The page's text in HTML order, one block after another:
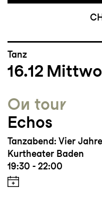
Tanz
16.12
On tour
Echos
Tanzabend: Vier
Kurtheater Baden
19:30 - 22:00